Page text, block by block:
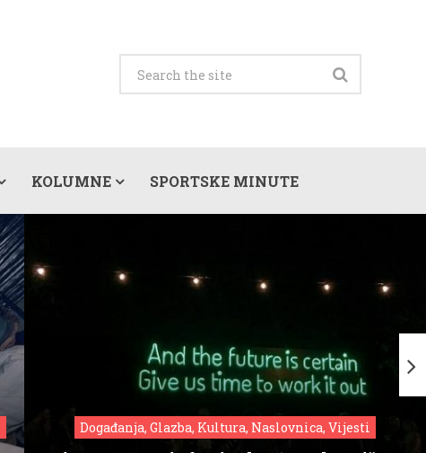
KOLUMNE SPORTSKE MINUTE
Događanja, Glazba, Kultura, Naslovnica, Vijesti